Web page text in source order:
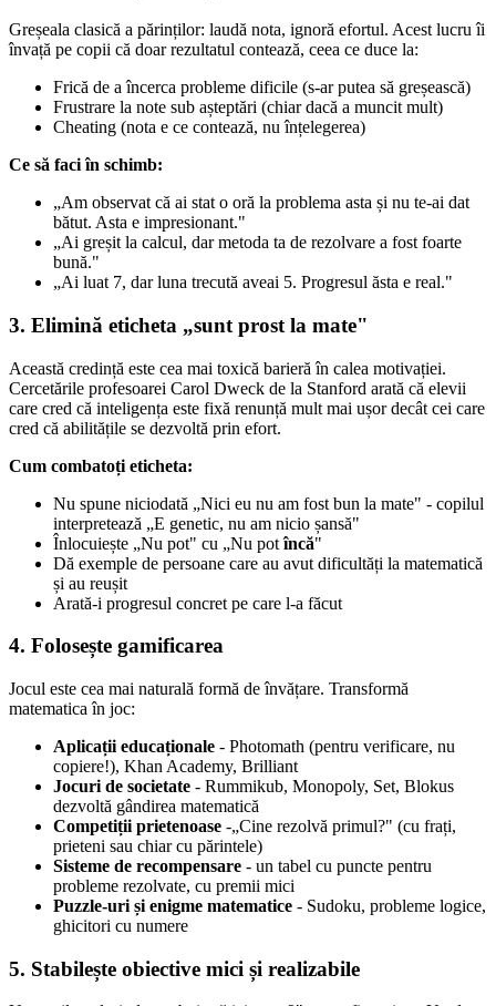
Greșeala clasică a părinților: laudă nota, ignoră efortul. Acest lucru îi
învață pe copii că doar rezultatul contează, ceea ce duce la:
Frică de a încerca probleme dificile (s-ar putea să greșească)
Frustrare la note sub așteptări (chiar dacă a muncit mult)
Cheating (nota e ce contează, nu înțelegerea)
Ce să faci în schimb:
„Am observat că ai stat o oră la problema asta și nu te-ai dat
bătut. Asta e impresionant."
„Ai greșit la calcul, dar metoda ta de rezolvare a fost foarte
bună."
„Ai luat 7, dar luna trecută aveai 5. Progresul ăsta e real."
3. Elimină eticheta „sunt prost la mate"
Această credință este cea mai toxică barieră în calea motivației.
Cercetările profesoarei Carol Dweck de la Stanford arată că elevii
care cred că inteligența este fixă renunță mult mai ușor decât cei care
cred că abilitățile se dezvoltă prin efort.
Cum combatoți eticheta:
Nu spune niciodată „Nici eu nu am fost bun la mate" - copilul
interpretează „E genetic, nu am nicio șansă"
Înlocuiește „Nu pot" cu „Nu potîncă"
Dă exemple de persoane care au avut dificultăți la matematică
și au reușit
Arată-i progresul concret pe care l-a făcut
4. Folosește gamificarea
Jocul este cea mai naturală formă de învățare. Transformă
matematica în joc:
Aplicații educaționale - Photomath (pentru verificare, nu
copiere!), Khan Academy, Brilliant
Jocuri de societate - Rummikub, Monopoly, Set, Blokus
dezvoltă gândirea matematică
Competiții prietenoase -„Cine rezolvă primul?" (cu frați,
prieteni sau chiar cu părintele)
Sisteme de recompensare - un tabel cu puncte pentru
probleme rezolvate, cu premii mici
Puzzle-uri și enigme matematice - Sudoku, probleme logice,
ghicitori cu numere
5. Stabilește obiective mici și realizabile